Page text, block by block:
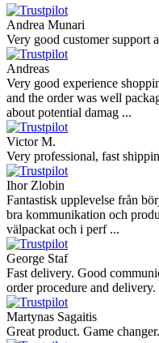
Andrea Munari
Very good customer support
Andreas
Very good experience
and the order was well
about potential damag ...
Victor M.
Very professional, fast
Ihor Zlobin
Fantastisk upplevelse från
bra kommunikation och
välpackat och i perf ...
George Staf
Fast delivery. Good
order procedure and delivery.
Martynas Sagaitis
Great product. Game changer.